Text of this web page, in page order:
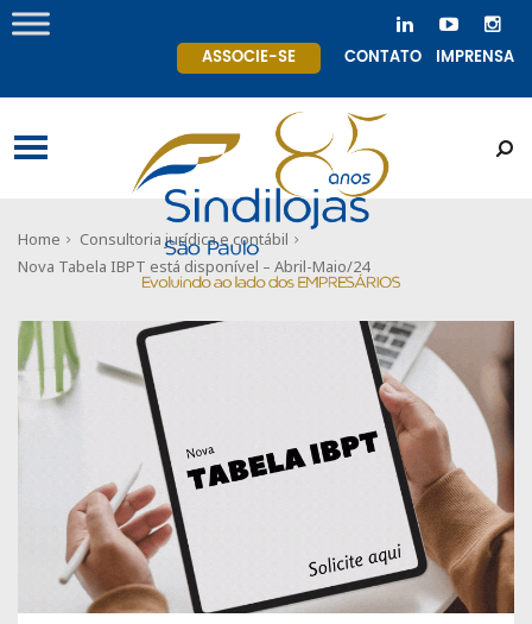
ASSOCIE-SE CONTATO IMPRENSA
Home
Consultoria jurídica e contábil
Nova Tabela IBPT está disponível – Abril-Maio/24